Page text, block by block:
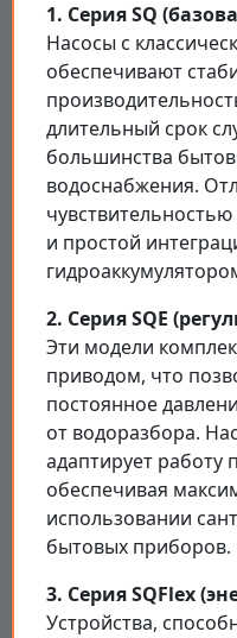
1. Серия SQ
Насосы с
обеспечивают
длительный срок
большинства
водоснабжения.
и простой
2. Серия SQE
Эти модели
приводом, что
постоянное
от водоразбора.
адаптирует работу
обеспечивая
использовании
бытовых приборов.
3. Серия SQFlex
Устройства,